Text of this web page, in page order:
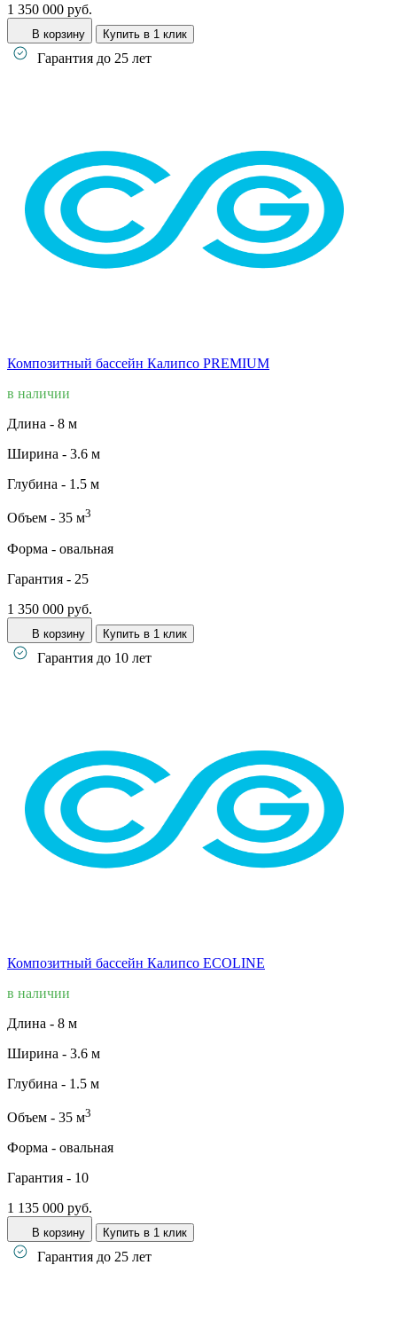
1 350 000 руб.
В корзину Купить в 1 клик
Гарантия до 25 лет
Композитный бассейн Калипсо PREMIUM
в наличии
Длина - 8 м
Ширина - 3.6 м
Глубина - 1.5 м
Объем - 35 м3
Форма - овальная
Гарантия - 25
1 350 000 руб.
В корзину Купить в 1 клик
Гарантия до 10 лет
Композитный бассейн Калипсо ECOLINE
в наличии
Длина - 8 м
Ширина - 3.6 м
Глубина - 1.5 м
Объем - 35 м3
Форма - овальная
Гарантия - 10
1 135 000 руб.
В корзину Купить в 1 клик
Гарантия до 25 лет